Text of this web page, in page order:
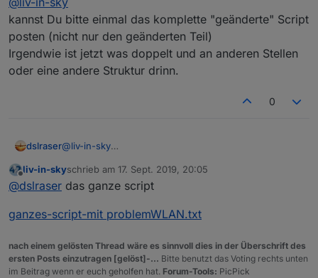
version setzt bei fehlenden daten erst nach 2
durchläufen auf false - vielleicht funktioniert das
nachstellen kann - wenn es klappt mach ich das in s
unifi-main-scrip-WLANproblemt.txt
kannst Du bitte einmal das komplette "geänderte" Script
posten (nicht nur den geänderten Teil)
Irgendwie ist jetzt was doppelt und an anderen Stellen
oder eine andere Struktur drinn.
0
dslraser@liv-in-sky
Script posten (nicht nur den geänderten Teil)
Irgendwie ist jetzt was doppelt und an anderen Stellen
Offline
liv-in-skyschrieb am 17. Sept. 2019, 20:05
zuletzt editiert von
@dslraser das ganze script
ganzes-script-mit problemWLAN.txt
nach einem gelösten Thread wäre es sinnvoll dies in der Überschrift des
ersten Posts einzutragen [gelöst]-... Bitte benutzt das Voting rechts unten
im Beitrag wenn er euch geholfen hat. Forum-Tools: PicPick